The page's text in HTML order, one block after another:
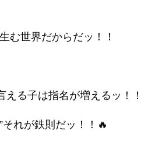
む世界だからだッ！！
る子は指名が増えるッ！！
れが鉄則だッ！！🔥